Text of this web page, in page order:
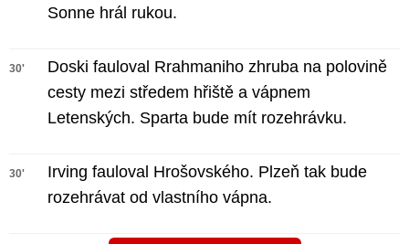
Sonne hrál rukou.
30'
Doski fauloval Rrahmaniho zhruba na polovině
cesty mezi středem hřiště a vápnem
Letenských. Sparta bude mít rozehrávku.
30'
Irving fauloval Hrošovského. Plzeň tak bude
rozehrávat od vlastního vápna.